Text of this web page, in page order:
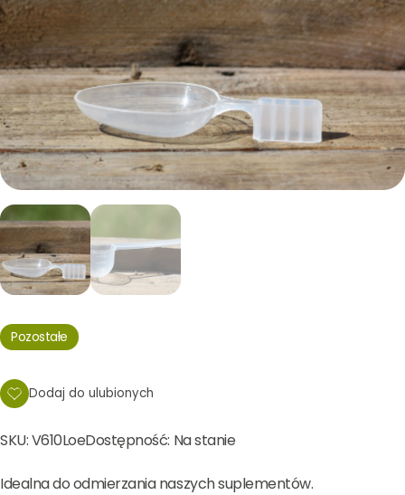
Pozostałe
Dodaj do ulubionych
SKU: V610LoeDostępność: Na stanie
Idealna do odmierzania naszych suplementów.